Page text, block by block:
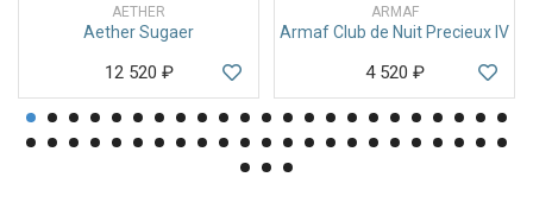
AETHER
Aether Sugaer
12 520 ₽
ARMAF
Armaf Club de Nuit Precieux IV
4 520 ₽